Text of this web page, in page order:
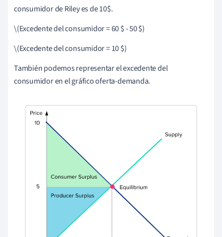
consumidor de Riley es de 10$.
\(Excedente del consumidor = 60 $ - 50 $)
\(Excedente del consumidor = 10 $)
También podemos representar el excedente del
consumidor en el gráfico oferta-demanda.